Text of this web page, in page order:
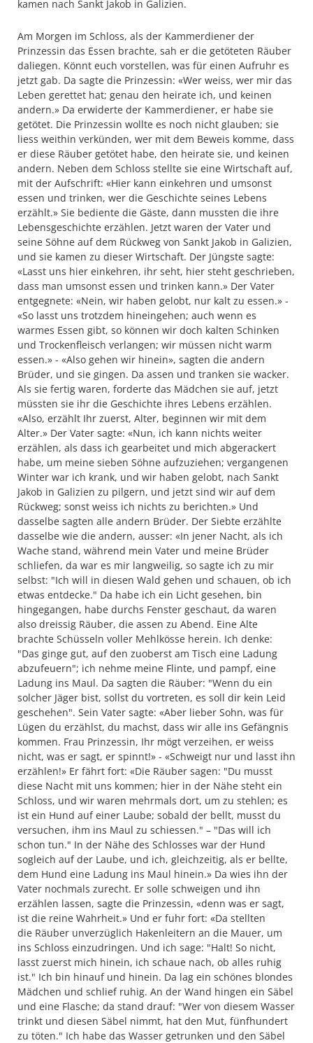
kamen nach Sankt Jakob in Galizien.
Am Morgen im Schloss, als der Kammerdiener der
Prinzessin das Essen brachte, sah er die getöteten Räuber
daliegen. Könnt euch vorstellen, was für einen Aufruhr es
jetzt gab. Da sagte die Prinzessin: «Wer weiss, wer mir das
Leben gerettet hat; genau den heirate ich, und keinen
andern.» Da erwiderte der Kammerdiener, er habe sie
getötet. Die Prinzessin wollte es noch nicht glauben; sie
liess weithin verkünden, wer mit dem Beweis komme, dass
er diese Räuber getötet habe, den heirate sie, und keinen
andern. Neben dem Schloss stellte sie eine Wirtschaft auf,
mit der Aufschrift: «Hier kann einkehren und umsonst
essen und trinken, wer die Geschichte seines Lebens
erzählt.» Sie bediente die Gäste, dann mussten die ihre
Lebensgeschichte erzählen. Jetzt waren der Vater und
seine Söhne auf dem Rückweg von Sankt Jakob in Galizien,
und sie kamen zu dieser Wirtschaft. Der Jüngste sagte:
«Lasst uns hier einkehren, ihr seht, hier steht geschrieben,
dass man umsonst essen und trinken kann.» Der Vater
entgegnete: «Nein, wir haben gelobt, nur kalt zu essen.» -
«So lasst uns trotzdem hineingehen; auch wenn es
warmes Essen gibt, so können wir doch kalten Schinken
und Trockenfleisch verlangen; wir müssen nicht warm
essen.» - «Also gehen wir hinein», sagten die andern
Brüder, und sie gingen. Da assen und tranken sie wacker.
Als sie fertig waren, forderte das Mädchen sie auf, jetzt
müssten sie ihr die Geschichte ihres Lebens erzählen.
«Also, erzählt Ihr zuerst, Alter, beginnen wir mit dem
Alter.» Der Vater sagte: «Nun, ich kann nichts weiter
erzählen, als dass ich gearbeitet und mich abgerackert
habe, um meine sieben Söhne aufzuziehen; vergangenen
Winter war ich krank, und wir haben gelobt, nach Sankt
Jakob in Galizien zu pilgern, und jetzt sind wir auf dem
Rückweg; sonst weiss ich nichts zu berichten.» Und
dasselbe sagten alle andern Brüder. Der Siebte erzählte
dasselbe wie die andern, ausser: «In jener Nacht, als ich
Wache stand, während mein Vater und meine Brüder
schliefen, da war es mir langweilig, so sagte ich zu mir
selbst: "Ich will in diesen Wald gehen und schauen, ob ich
etwas entdecke." Da habe ich ein Licht gesehen, bin
hingegangen, habe durchs Fenster geschaut, da waren
also dreissig Räuber, die assen zu Abend. Eine Alte
brachte Schüsseln voller Mehlkösse herein. Ich denke:
"Das ginge gut, auf den zuoberst am Tisch eine Ladung
abzufeuern"; ich nehme meine Flinte, und pampf, eine
Ladung ins Maul. Da sagten die Räuber: "Wenn du ein
solcher Jäger bist, sollst du vortreten, es soll dir kein Leid
geschehen". Sein Vater sagte: «Aber lieber Sohn, was für
Lügen du erzählst, du machst, dass wir alle ins Gefängnis
kommen. Frau Prinzessin, Ihr mögt verzeihen, er weiss
nicht, was er sagt, er spinnt!» - «Schweigt nur und lasst ihn
erzählen!» Er fährt fort: «Die Räuber sagen: "Du musst
diese Nacht mit uns kommen; hier in der Nähe steht ein
Schloss, und wir waren mehrmals dort, um zu stehlen; es
ist ein Hund auf einer Laube; sobald der bellt, musst du
versuchen, ihm ins Maul zu schiessen." – "Das will ich
schon tun." In der Nähe des Schlosses war der Hund
sogleich auf der Laube, und ich, gleichzeitig, als er bellte,
dem Hund eine Ladung ins Maul hinein.» Da wies ihn der
Vater nochmals zurecht. Er solle schweigen und ihn
erzählen lassen, sagte die Prinzessin, «denn was er sagt,
ist die reine Wahrheit.» Und er fuhr fort: «Da stellten
die Räuber unverzüglich Hakenleitern an die Mauer, um
ins Schloss einzudringen. Und ich sage: "Halt! So nicht,
lasst zuerst mich hinein, ich schaue nach, ob alles ruhig
ist." Ich bin hinauf und hinein. Da lag ein schönes blondes
Mädchen und schlief ruhig. An der Wand hingen ein Säbel
und eine Flasche; da stand drauf: "Wer von diesem Wasser
trinkt und diesen Säbel nimmt, hat den Mut, fünfhundert
zu töten." Ich habe das Wasser getrunken und den Säbel